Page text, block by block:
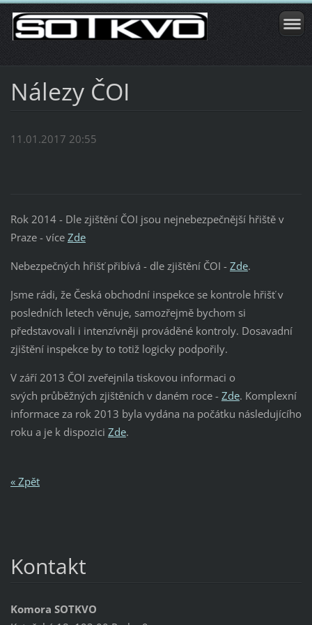
Nálezy ČOI
11.01.2017 20:55
Rok 2014 - Dle zjištění ČOI jsou nejnebezpečnější hřiště v
Praze - více Zde
Nebezpečných hřišť přibívá - dle zjištění ČOI - Zde.
Jsme rádi, že Česká obchodní inspekce se kontrole hřišť v
posledních letech věnuje, samozřejmě bychom si
představovali i intenzívněji prováděné kontroly. Dosavadní
zjištění inspekce by to totiž logicky podpořily.
V září 2013 ČOI zveřejnila tiskovou informaci o
svých průběžných zjištěních v daném roce - Zde. Komplexní
informace za rok 2013 byla vydána na počátku následujícího
roku a je k dispozici Zde.
« Zpět
Kontakt
Komora SOTKVO